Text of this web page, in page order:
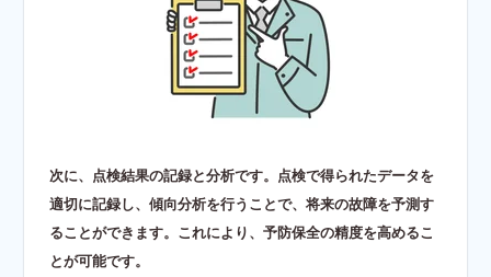
次に、点検結果の記録と分析です。点検で得られたデータを
適切に記録し、傾向分析を行うことで、将来の故障を予測す
ることができます。これにより、予防保全の精度を高めるこ
とが可能です。